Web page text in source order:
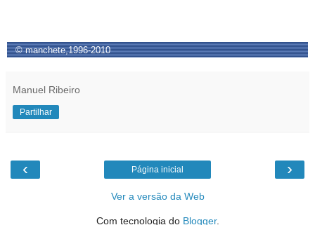
© manchete,1996-2010
Manuel Ribeiro
Partilhar
‹ ›
Página inicial
Ver a versão da Web
Com tecnologia do Blogger.